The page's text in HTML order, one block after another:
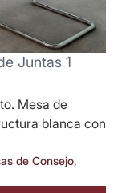
Juntas 1
Mesa de
blanca con
de Consejo,